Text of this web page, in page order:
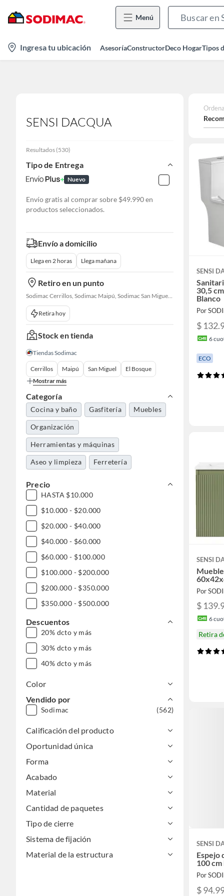
Menú
location-
icon
Ingresa tu ubicación AsesoríaConstructorDeco HogarTipos
SENSI DACQUA
Resultados (530)
Tipo de Entrega
Nuevo
Envío gratis al comprar sobre $49.990 en
productos seleccionados.
Envío a domicilio
Llega en 2 horas Llega mañana
Retiro en un punto
Sodimac Cerrillos, Sodimac Maipú, Sodimac San Miguel, Sodimac El Bosque, Sodimac San Bernardo, Constructor Cantagallo, Sodimac Talagante, Sodimac San Fernando
Retira hoy
Stock en tienda
Tiendas Sodimac
Cerrillos Maipú San Miguel
El Bosque
Mostrar más
Categoría
Cocina y baño Gasfitería Muebles
Organización
Herramientas y máquinas
Aseo y limpieza Ferretería
Precio
HASTA $10.000
$10.000 - $20.000
$20.000 - $40.000
$40.000 - $60.000
$60.000 - $100.000
$100.000 - $200.000
$200.000 - $350.000
$350.000 - $500.000
$500.000 - $1.000.000
DESDE $1.000.000
Descuentos
20% dcto y más
30% dcto y más
40% dcto y más
Color
Vendido por
Sodimac (562)
Calificación del producto
Oportunidad única
Forma
Acabado
Material
Cantidad de paquetes
Tipo de cierre
Sistema de fijación
Material de la estructura
SENSI
30,5
Blanco
Por
$
6
ECO
SENSI
Por
$
6
Retira
SENSI
Espejo
100
Por
$